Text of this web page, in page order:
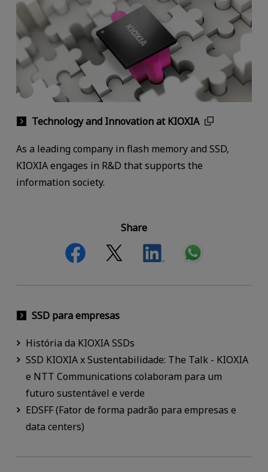
Technology and Innovation at KIOXIA
As a leading company in flash memory and SSD,
KIOXIA engages in R&D that supports the
information society.
Share
SSD para empresas
História da KIOXIA SSDs
SSD KIOXIA x Sustentabilidade: The Talk - KIOXIA
e NTT Communications colaboram para um
futuro sustentável e verde
EDSFF (Fator de forma padrão para empresas e
data centers)